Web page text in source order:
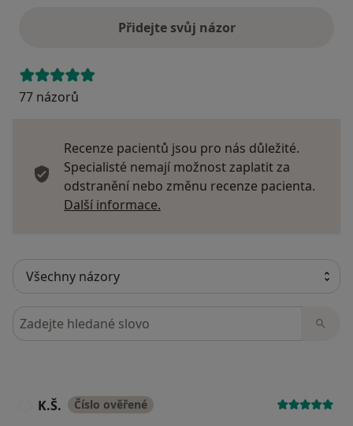
Přidejte svůj názor
77 názorů
Recenze pacientů jsou pro nás důležité.
Specialisté nemají možnost zaplatit za
odstranění nebo změnu recenze pacienta.
Další informace.
Hledejte v názorech
K.Š. Číslo ověřené